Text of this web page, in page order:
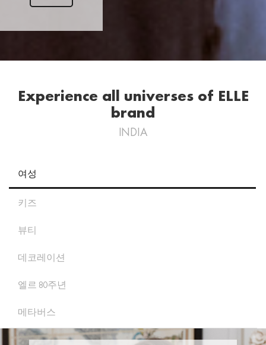
Experience all universes of ELLE
brand
INDIA
여성
키즈
뷰티
데코레이션
엘르 80주년
메타버스